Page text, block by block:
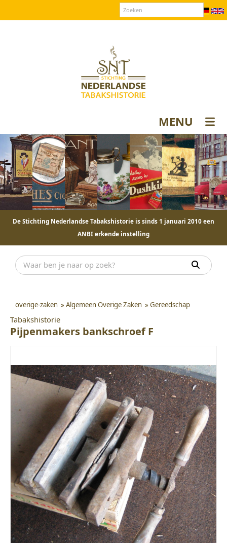
MENU
De Stichting Nederlandse Tabakshistorie is sinds 1 januari 2010 een
ANBI erkende instelling
overige-zaken » Algemeen Overige Zaken » Gereedschap
Tabakshistorie
Pijpenmakers bankschroef F